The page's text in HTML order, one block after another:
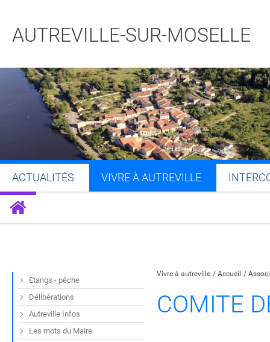
AUTREVILLE-SUR-MOSELLE
ACTUALITÉS VIVRE À AUTREVILLE
Vivre à autreville Accueil
COMITE
Etangs - pêche
Délibérations
Autreville Infos
Les mots du Maire